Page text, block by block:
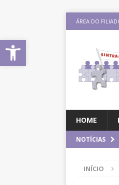
Abrir a barra de ferramentas
ÁREA DO
HOME
NOTÍCIAS
INÍCIO